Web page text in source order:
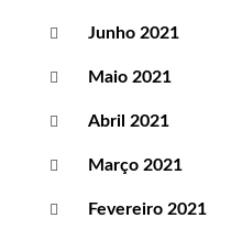
Junho 2021
Maio 2021
Abril 2021
Março 2021
Fevereiro 2021